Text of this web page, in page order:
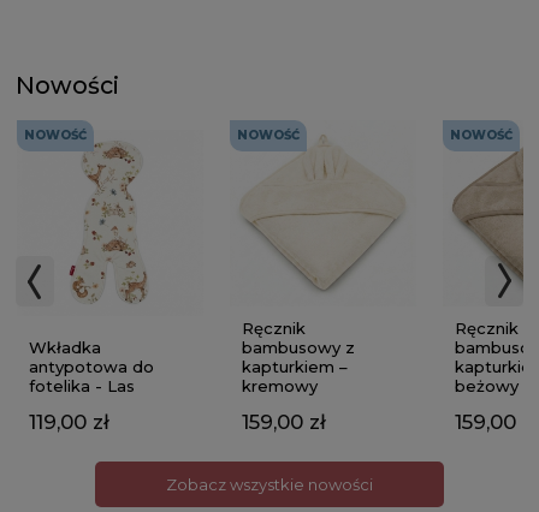
Nowości
NOWOŚĆ
Wkładka
antypotowa do
fotelika - Las
119,00 zł
NOWOŚĆ
Ręcznik
bambusowy z
kapturkiem –
kremowy
159,00 zł
NOWOŚĆ
Ręcznik
beżowy
159,00 zł
Zobacz wszystkie nowości